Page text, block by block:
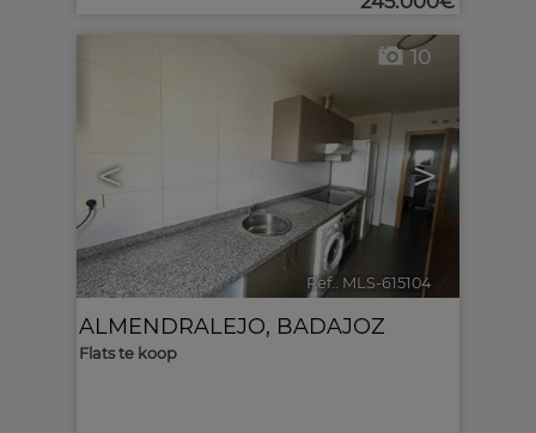
< >
10
Ref.. MLS-615104
ALMENDRALEJO, BADAJOZ
Flats te koop